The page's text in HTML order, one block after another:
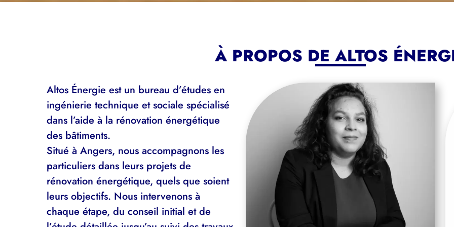
À PROPOS DE ALTOS
Altos Énergie est un bureau d’études en
ingénierie technique et sociale spécialisé
dans l’aide à la rénovation énergétique
des bâtiments.
Situé à Angers, nous accompagnons les
particuliers dans leurs projets de
rénovation énergétique, quels que soient
leurs objectifs. Nous intervenons à
chaque étape, du conseil initial et de